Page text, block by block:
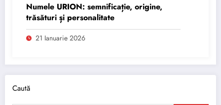
Numele URION: semnificație, origine,
trăsături și personalitate
21 Ianuarie 2026
Caută